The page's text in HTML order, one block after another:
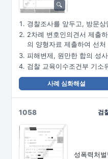
경찰조사를 앞두고, 방문상
2차례 변호인의견서 제출
의 양형자료 제출하여 선처
피해변제, 원만한 합의 성
검찰 교육이수조건부 기소
사례 심화해설
1058
성폭력처
검